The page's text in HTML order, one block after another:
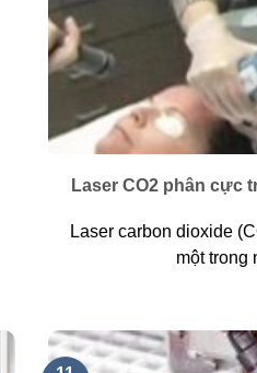
Laser CO2 phân cực
Laser carbon dioxide
một trong